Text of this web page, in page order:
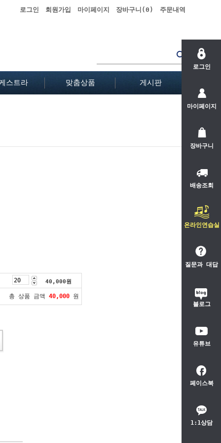
로그인
마이페이지
장바구니
배송조회
온라인연습실
질문과 대답
블로그
유튜브
페이스북
1:1상담
로그인 회원가입 마이페이지 장바구니(0 ) 주문내역
스트라 맞춤상품 게시판
40,000원
총 상품 금액 40,000 원